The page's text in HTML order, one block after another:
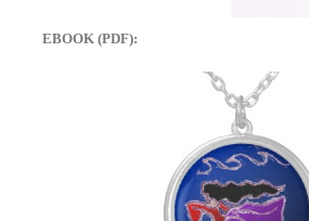
EBOOK (PDF):